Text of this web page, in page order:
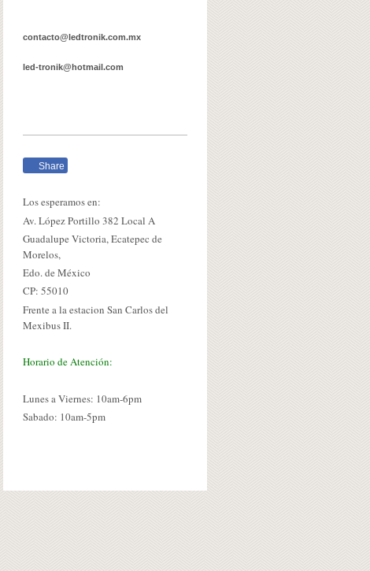
contacto@ledtronik.com.mx
led-tronik@hotmail.com
Share
Los esperamos en:
Av. López Portillo 382 Local A
Guadalupe Victoria, Ecatepec de
Morelos,
Edo. de México
CP: 55010
Frente a la estacion San Carlos del
Mexibus II.
Horario de Atención:
Lunes a Viernes: 10am-6pm
Sabado: 10am-5pm